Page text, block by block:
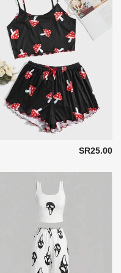
SR25.00